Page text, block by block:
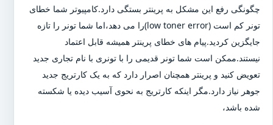
چگونگی رفع این مشکل به پرینتر بستگی دارد.کامپیوتر شما خطای
تونر کم است (low toner error)را می دهد،اما شما تونر را تازه
جایگزین کردید.پیام های خطای پرینتر همیشه قابل اعتماد
نیستند.ممکن است شما تونر قدیمی را با تونری با نام تجاری جدید
تعویض کنید و پرینتر همچنان اصرار دارد که به یک کارتریج جدید
جوهر نیاز دارد.مگر اینکه کارتریج به نحوی آسیب دیده یا شکسته
شده باشد،